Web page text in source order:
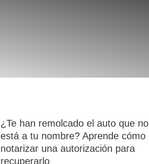
¿Te han remolcado el auto que no
está a tu nombre? Aprende cómo
notarizar una autorización para
recuperarlo